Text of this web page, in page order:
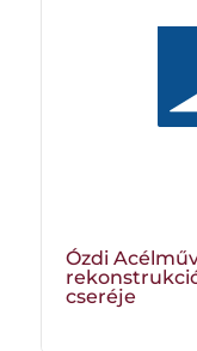
Ózdi
cseréje